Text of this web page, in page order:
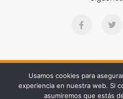
Ⓒ2025 | Concello de Gondomar | Praza
Web diseñada por
Usamos cookies para
experiencia en nuestra web. Si
asumiremos que estás